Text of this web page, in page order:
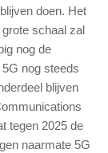
doen. Het
schaal zal
nog de
nog steeds
blijven
tegen 2025 de
naarmate 5G